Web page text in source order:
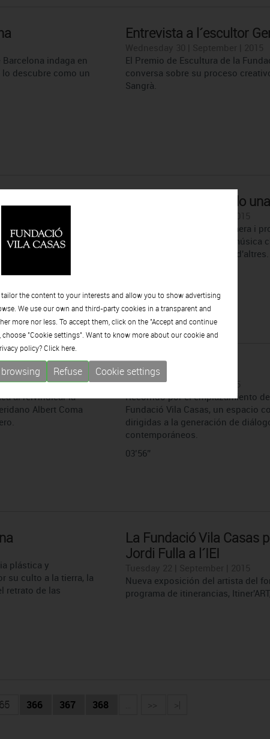
indaga en
descubre como un
Entrevista a l´escultor
El Premio de Escultura de la
conversa sobre su proceso
Sangrà.
sobre las
celebra en el
´En cultura ha habido
El cofundador del GrupCamera i
aposta pel patrocini de la música
Fundació Vila Casas, entre d'altres.
al reivindicar la
Albert Coma
Tria 33. Capítol 88
Friday 25 | September | 2015
Recorrido por el emplazamiento
Fundació Vila Casas, un espacio
dirigidas a la generación de
contemporáneos.
03’56’'
plástica y
su culto a la tierra, la
retrato de las
La Fundació Vila Casas
Jordi Fulla a l´IEI
Nueva exposición del artista del
programa de itinerancias,
366 367 368 ... >> >|
the content to your interests and allow you to show advertising
We use our own and third-party cookies in a transparent and
more nor less. To accept them, click on the "Accept and continue
"Cookie settings". Want to know more about our cookie and
policy? Click here.
Refuse Cookie settings